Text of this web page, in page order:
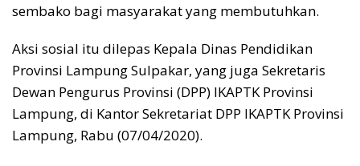
sembako bagi masyarakat yang membutuhkan.
Aksi sosial itu dilepas Kepala Dinas Pendidikan
Provinsi Lampung Sulpakar, yang juga Sekretaris
Dewan Pengurus Provinsi (DPP) IKAPTK Provinsi
Lampung, di Kantor Sekretariat DPP IKAPTK Provinsi
Lampung, Rabu (07/04/2020).